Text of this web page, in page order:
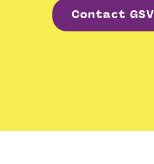
Contact GSV